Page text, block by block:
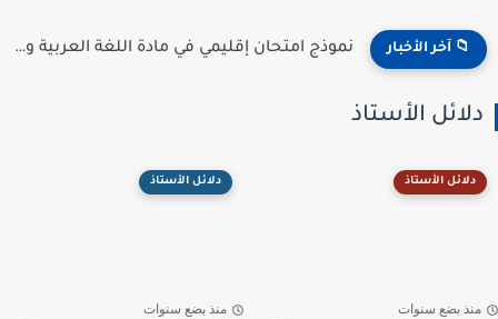
📁 آخر الأخبار نموذج امتحان إقليمي في مادة اللغة العربية و التربية الإسلامية...
دلائل الأستاذ
دلائل الأستاذ
منذ بضع سنوات
دلائل الأستاذ
منذ بضع سنوات